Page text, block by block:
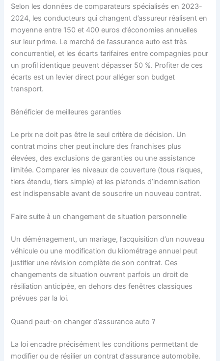
Selon les données de comparateurs spécialisés en 2023-
2024, les conducteurs qui changent d’assureur réalisent en
moyenne entre 150 et 400 euros d’économies annuelles
sur leur prime. Le marché de l’assurance auto est très
concurrentiel, et les écarts tarifaires entre compagnies pour
un profil identique peuvent dépasser 50 %. Profiter de ces
écarts est un levier direct pour alléger son budget
transport.
Bénéficier de meilleures garanties
Le prix ne doit pas être le seul critère de décision. Un
contrat moins cher peut inclure des franchises plus
élevées, des exclusions de garanties ou une assistance
limitée. Comparer les niveaux de couverture (tous risques,
tiers étendu, tiers simple) et les plafonds d’indemnisation
est indispensable avant de souscrire un nouveau contrat.
Faire suite à un changement de situation personnelle
Un déménagement, un mariage, l’acquisition d’un nouveau
véhicule ou une modification du kilométrage annuel peut
justifier une révision complète de son contrat. Ces
changements de situation ouvrent parfois un droit de
résiliation anticipée, en dehors des fenêtres classiques
prévues par la loi.
Quand peut-on changer d’assurance auto ?
La loi encadre précisément les conditions permettant de
modifier ou de résilier un contrat d’assurance automobile.